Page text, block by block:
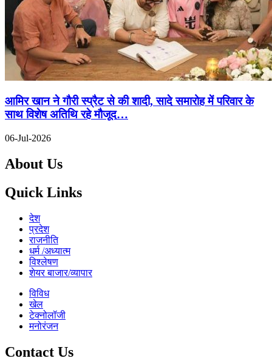
आमिर खान ने गौरी स्प्रैट से की शादी, सादे समारोह में परिवार के
साथ विशेष अतिथि रहे मौजूद…
06-Jul-2026
About Us
Quick Links
देश
प्रदेश
राजनीति
धर्म /अध्यात्म
विश्लेषण
शेयर बाजार/व्यापार
विविध
खेल
टेक्नोलॉजी
मनोरंजन
Contact Us